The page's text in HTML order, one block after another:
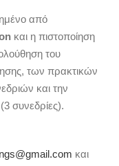
από
και η πιστοποίηση
του
των πρακτικών
και την
συνεδρίες).
και